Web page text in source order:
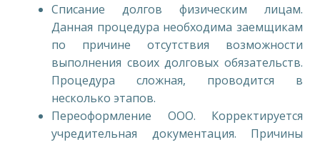
Списание долгов физическим лицам.
Данная процедура необходима заемщикам
по причине отсутствия возможности
выполнения своих долговых обязательств.
Процедура сложная, проводится в
несколько этапов.
Переоформление ООО. Корректируется
учредительная документация. Причины